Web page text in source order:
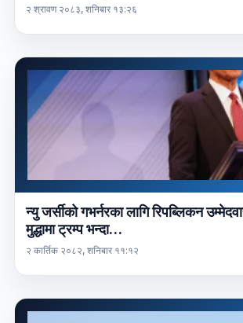
२ श्रावण २०८३, शनिबार १३:२६
न्यु जर्सीको गभर्नरका लागि रिपब्लिकन
मुद्धामा ट्रम्प भन्दा…
२ कार्तिक २०८२, शनिबार ११:१२